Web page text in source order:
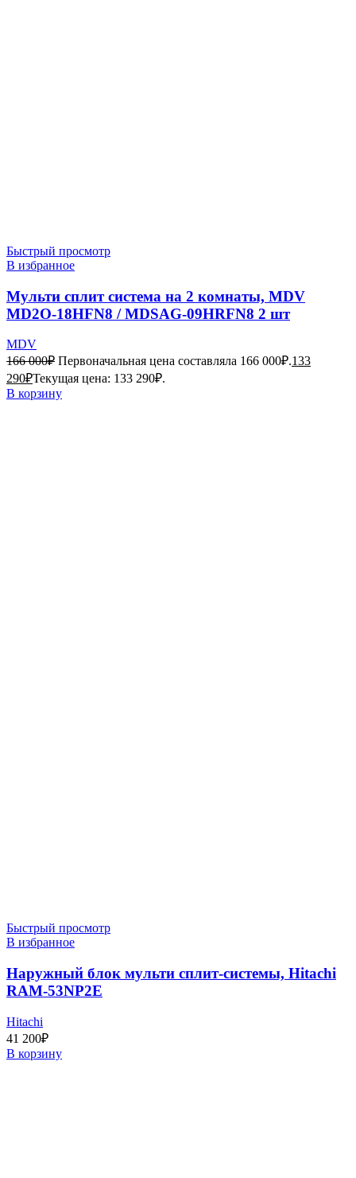
Быстрый просмотр
В избранное
Мульти сплит система на 2 комнаты, MDV
MD2O-18HFN8 / MDSAG-09HRFN8 2 шт
MDV
166 000₽ Первоначальная цена составляла 166 000₽.133
290₽Текущая цена: 133 290₽.
В корзину
Быстрый просмотр
В избранное
Наружный блок мульти сплит-системы, Hitachi
RAM-53NP2E
Hitachi
41 200₽
В корзину